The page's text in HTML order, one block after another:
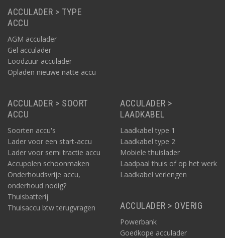
twee van deze accu's te nemen: de
Victron
Meer accu's bekijken? Alle accu's kunt u
ACCULADER > TYPE
ACCU
AGM acculader
Gel acculader
Loodzuur acculader
Opladen nieuwe natte accu
ACCULADER > SOORT
ACCU
Soorten accu's
Lader voor een start-accu
Lader voor semi tractie accu
Accupolen schoonmaken
Onderhoudsvrije accu,
onderhoud nodig?
Thuisbatterij
Thuisaccu btw terugvragen
ACCULADER >
LAADKABEL
Laadkabel type 1
Laadkabel type 2
Mobiele thuislader
Laadpaal thuis of op het werk
Laadkabel verlengen
ACCULADER > OVERIG
Powerbank
Goedkope acculader